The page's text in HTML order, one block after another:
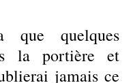
quelques
la portière et
jamais ce